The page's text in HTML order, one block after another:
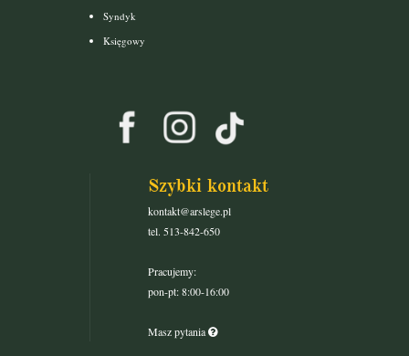
Syndyk
Księgowy
Szybki kontakt
kontakt@arslege.pl
tel. 513-842-650
Pracujemy:
pon-pt: 8:00-16:00
Masz pytania